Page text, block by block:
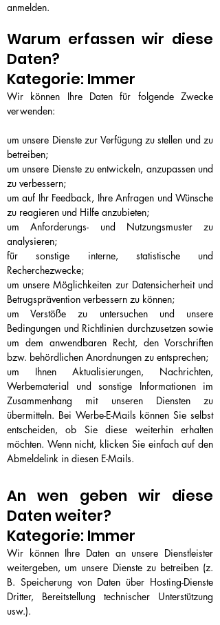
anmelden.
Warum erfassen wir diese
Daten?
Kategorie: Immer
Wir können Ihre Daten für folgende Zwecke
verwenden:
um unsere Dienste zur Verfügung zu stellen und zu
betreiben;
um unsere Dienste zu entwickeln, anzupassen und
zu verbessern;
um auf Ihr Feedback, Ihre Anfragen und Wünsche
zu reagieren und Hilfe anzubieten;
um Anforderungs- und Nutzungsmuster zu
analysieren;
für sonstige interne, statistische und
Recherchezwecke;
um unsere Möglichkeiten zur Datensicherheit und
Betrugsprävention verbessern zu können;
um Verstöße zu untersuchen und unsere
Bedingungen und Richtlinien durchzusetzen sowie
um dem anwendbaren Recht, den Vorschriften
bzw. behördlichen Anordnungen zu entsprechen;
um Ihnen Aktualisierungen, Nachrichten,
Werbematerial und sonstige Informationen im
Zusammenhang mit unseren Diensten zu
übermitteln. Bei Werbe-E-Mails können Sie selbst
entscheiden, ob Sie diese weiterhin erhalten
möchten. Wenn nicht, klicken Sie einfach auf den
Abmeldelink in diesen E-Mails.
An wen geben wir diese
Daten weiter?
Kategorie: Immer
Wir können Ihre Daten an unsere Dienstleister
weitergeben, um unsere Dienste zu betreiben (z.
B. Speicherung von Daten über Hosting-Dienste
Dritter, Bereitstellung technischer Unterstützung
usw.).